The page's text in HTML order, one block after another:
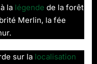
la légende de la forêt
Merlin, la fée
sur la localisation